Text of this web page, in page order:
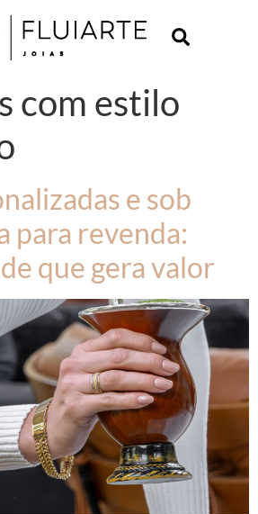
com estilo
e sob
para revenda:
que gera valor